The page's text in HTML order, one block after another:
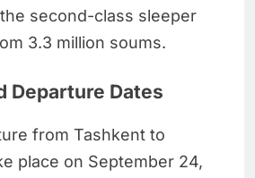
second-class sleeper
3.3 million soums.
Departure Dates
from Tashkent to
place on September 24,